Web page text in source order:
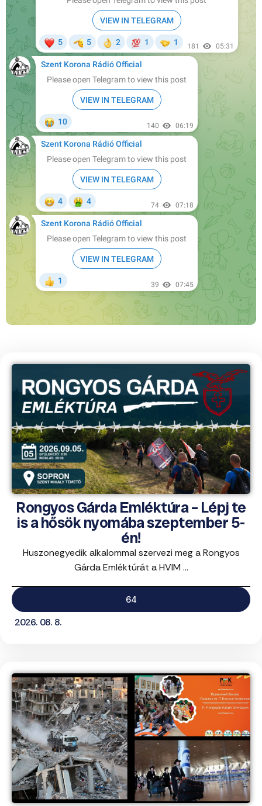
Rongyos Gárda Emléktúra – Lépj te
is a hősök nyomába szeptember 5-
én!
Huszonegyedik alkalommal szervezi meg a Rongyos
Gárda Emléktúrát a HVIM ...
64
2026. 08. 8.